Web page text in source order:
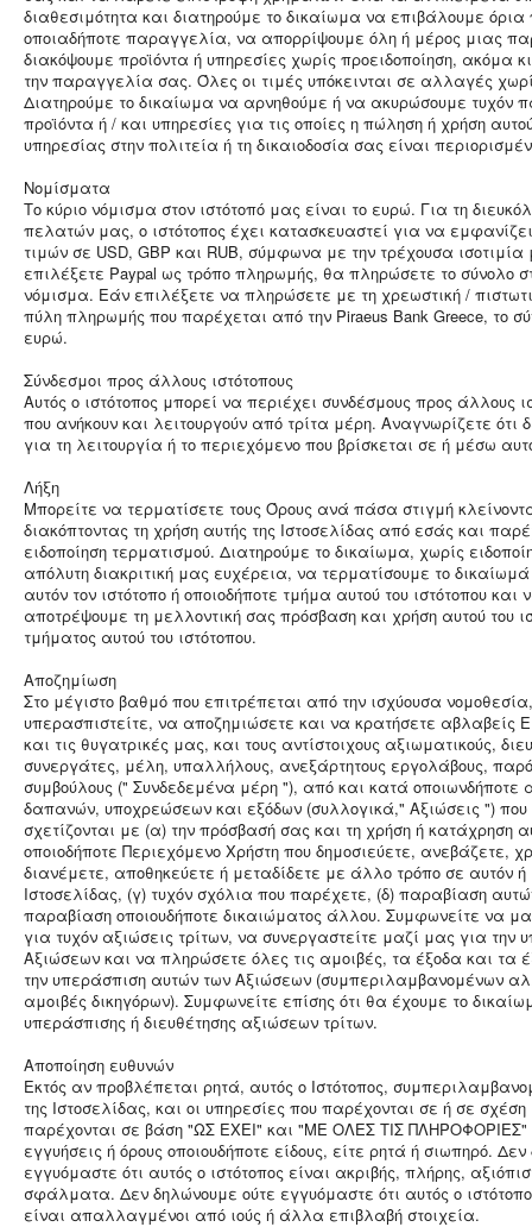
διαθεσιμότητα και διατηρούμε το δικαίωμα να επιβάλουμε όρια
οποιαδήποτε παραγγελία, να απορρίψουμε όλη ή μέρος μιας
διακόψουμε προϊόντα ή υπηρεσίες χωρίς προειδοποίηση, ακόμα
την παραγγελία σας. Όλες οι τιμές υπόκεινται σε αλλαγές
Διατηρούμε το δικαίωμα να αρνηθούμε ή να ακυρώσουμε τυχόν
προϊόντα ή / και υπηρεσίες για τις οποίες η πώληση ή χρήση
υπηρεσίας στην πολιτεία ή τη δικαιοδοσία σας είναι
Νομίσματα
Το κύριο νόμισμα στον ιστότοπό μας είναι το ευρώ. Για τη
πελατών μας, ο ιστότοπος έχει κατασκευαστεί για να εμφανίζει
τιμών σε USD, GBP και RUB, σύμφωνα με την τρέχουσα
επιλέξετε Paypal ως τρόπο πληρωμής, θα πληρώσετε το σύνολο
νόμισμα. Εάν επιλέξετε να πληρώσετε με τη χρεωστική /
πύλη πληρωμής που παρέχεται από την Piraeus Bank Greece, το
ευρώ.
Σύνδεσμοι προς άλλους ιστότοπους
Αυτός ο ιστότοπος μπορεί να περιέχει συνδέσμους προς άλλους
που ανήκουν και λειτουργούν από τρίτα μέρη. Αναγνωρίζετε ότι
για τη λειτουργία ή το περιεχόμενο που βρίσκεται σε ή μέσω
Λήξη
Μπορείτε να τερματίσετε τους Όρους ανά πάσα στιγμή
διακόπτοντας τη χρήση αυτής της Ιστοσελίδας από εσάς και
ειδοποίηση τερματισμού. Διατηρούμε το δικαίωμα, χωρίς
απόλυτη διακριτική μας ευχέρεια, να τερματίσουμε το
αυτόν τον ιστότοπο ή οποιοδήποτε τμήμα αυτού του ιστότοπου
αποτρέψουμε τη μελλοντική σας πρόσβαση και χρήση αυτού του
τμήματος αυτού του ιστότοπου.
Αποζημίωση
Στο μέγιστο βαθμό που επιτρέπεται από την ισχύουσα
υπερασπιστείτε, να αποζημιώσετε και να κρατήσετε αβλαβείς
και τις θυγατρικές μας, και τους αντίστοιχους αξιωματικούς,
συνεργάτες, μέλη, υπαλλήλους, ανεξάρτητους εργολάβους,
συμβούλους (" Συνδεδεμένα μέρη "), από και κατά οποιωνδήποτε
δαπανών, υποχρεώσεων και εξόδων (συλλογικά," Αξιώσεις ") που
σχετίζονται με (α) την πρόσβασή σας και τη χρήση ή κατάχρηση
οποιοδήποτε Περιεχόμενο Χρήστη που δημοσιεύετε, ανεβάζετε,
διανέμετε, αποθηκεύετε ή μεταδίδετε με άλλο τρόπο σε αυτόν
Ιστοσελίδας, (γ) τυχόν σχόλια που παρέχετε, (δ) παραβίαση
παραβίαση οποιουδήποτε δικαιώματος άλλου. Συμφωνείτε να
για τυχόν αξιώσεις τρίτων, να συνεργαστείτε μαζί μας για την
Αξιώσεων και να πληρώσετε όλες τις αμοιβές, τα έξοδα και τα
την υπεράσπιση αυτών των Αξιώσεων (συμπεριλαμβανομένων
αμοιβές δικηγόρων). Συμφωνείτε επίσης ότι θα έχουμε το
υπεράσπισης ή διευθέτησης αξιώσεων τρίτων.
Αποποίηση ευθυνών
Εκτός αν προβλέπεται ρητά, αυτός ο Ιστότοπος,
της Ιστοσελίδας, και οι υπηρεσίες που παρέχονται σε ή σε σχέση
παρέχονται σε βάση "ΩΣ ΕΧΕΙ" και "ΜΕ ΟΛΕΣ ΤΙΣ ΠΛΗΡΟΦΟΡΙΕΣ"
εγγυήσεις ή όρους οποιουδήποτε είδους, είτε ρητά ή σιωπηρό.
εγγυόμαστε ότι αυτός ο ιστότοπος είναι ακριβής, πλήρης,
σφάλματα. Δεν δηλώνουμε ούτε εγγυόμαστε ότι αυτός ο
είναι απαλλαγμένοι από ιούς ή άλλα επιβλαβή στοιχεία.